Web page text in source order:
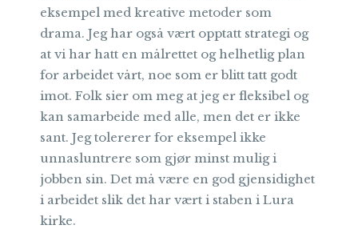
eksempel med kreative metoder som
drama. Jeg har også vært opptatt strategi og
at vi har hatt en målrettet og helhetlig plan
for arbeidet vårt, noe som er blitt tatt godt
imot. Folk sier om meg at jeg er fleksibel og
kan samarbeide med alle, men det er ikke
sant. Jeg tolererer for eksempel ikke
unnasluntrere som gjør minst mulig i
jobben sin. Det må være en god gjensidighet
i arbeidet slik det har vært i staben i Lura
kirke.